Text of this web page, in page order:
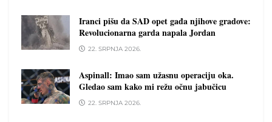
Iranci pišu da SAD opet gađa njihove gradove:
Revolucionarna garda napala Jordan
22. SRPNJA 2026.
Aspinall: Imao sam užasnu operaciju oka.
Gledao sam kako mi režu očnu jabučicu
22. SRPNJA 2026.